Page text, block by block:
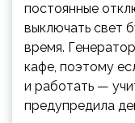
постоянные
выключать свет
время.
кафе, поэтому
и работать —
предупредила